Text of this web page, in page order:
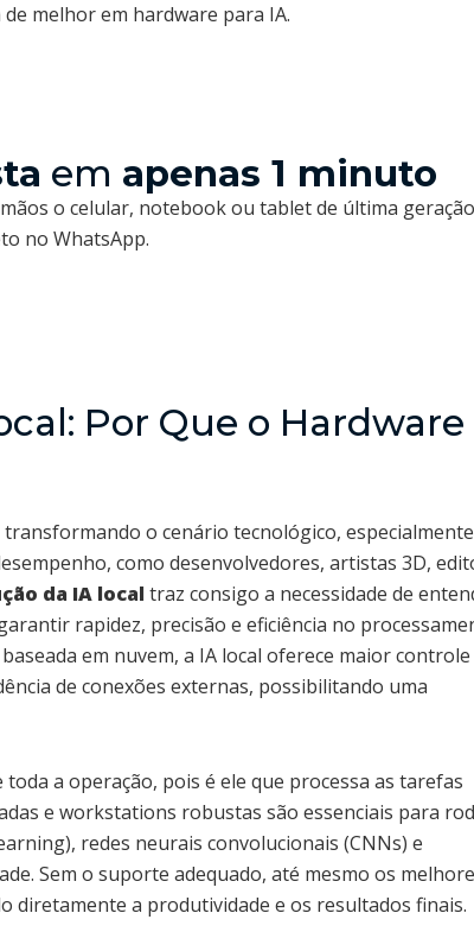
melhor em hardware para IA.
em apenas 1 minuto
o celular, notebook ou tablet de última geração
no WhatsApp.
Por Que o Hardware
o cenário tecnológico, especialmente
como desenvolvedores, artistas 3D,
da IA local traz consigo a necessidade de
rapidez, precisão e eficiência no
em nuvem, a IA local oferece maior controle
de conexões externas, possibilitando uma
a operação, pois é ele que processa as tarefas
e workstations robustas são essenciais para
redes neurais convolucionais (CNNs) e
Sem o suporte adequado, até mesmo os
a produtividade e os resultados finais.